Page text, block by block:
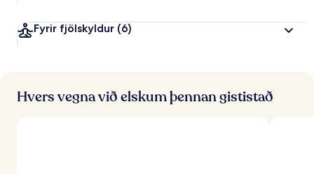
Fyrir fjölskyldur (6)
Hvers vegna við elskum þennan gististað